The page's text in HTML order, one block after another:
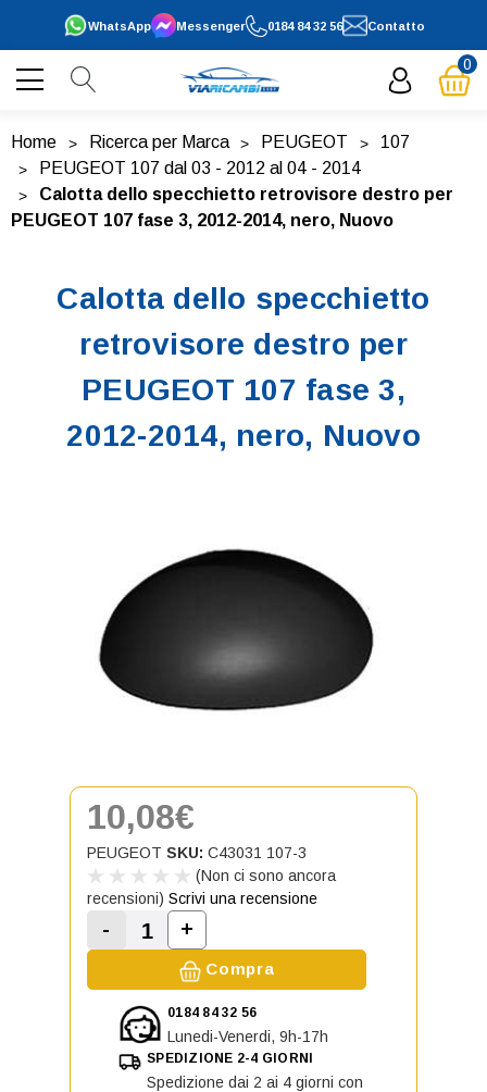
0184 84 32 56
WhatsApp Contatto
Messenger
0
Home Ricerca per Marca PEUGEOT
107
PEUGEOT 107 dal 03 - 2012 al 04 - 2014
Calotta dello specchietto retrovisore destro per
PEUGEOT 107 fase 3, 2012-2014, nero, Nuovo
Calotta dello specchietto
retrovisore destro per
PEUGEOT 107 fase 3,
2012-2014, nero, Nuovo
10,08€
PEUGEOT SKU: C43031 107-3
(Non ci sono ancora
recensioni) Scrivi una recensione
Diminuisci la quantità di Calotta dello
-
Aumenta la quantità di Calotta
+
Compra
0184 84 32 56
Lunedi-Venerdi, 9h-17h
SPEDIZIONE 2-4 GIORNI
Spedizione dai 2 ai 4 giorni con